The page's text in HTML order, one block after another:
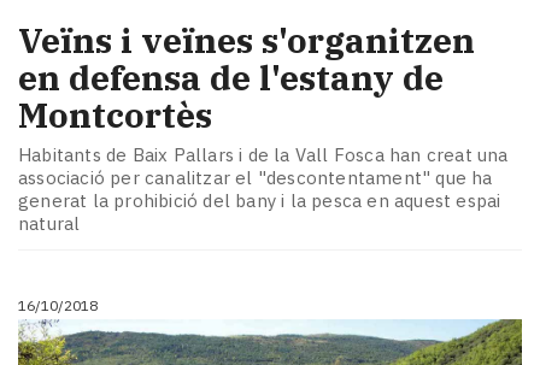
Veïns i veïnes s'organitzen
en defensa de l'estany de
Montcortès
Habitants de Baix Pallars i de la Vall Fosca han creat una
associació per canalitzar el "descontentament" que ha
generat la prohibició del bany i la pesca en aquest espai
natural
16/10/2018